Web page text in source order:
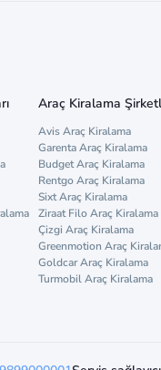
Araç Kiralama
Avis Araç Kiralama
Garenta Araç Kiralama
Budget Araç Kiralama
Rentgo Araç Kiralama
Sixt Araç Kiralama
Ziraat Filo Araç Kiralama
Çizgi Araç Kiralama
Greenmotion Araç
Goldcar Araç Kiralama
Turmobil Araç Kiralama